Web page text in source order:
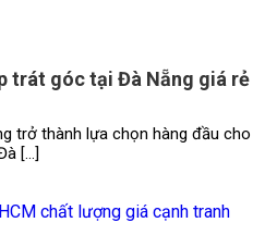
trát góc tại Đà Nẵng giá rẻ
trở thành lựa chọn hàng đầu cho
[…]